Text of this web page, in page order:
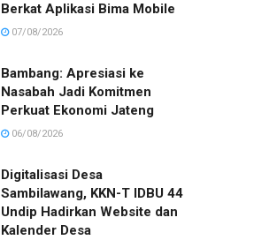
Berkat Aplikasi Bima Mobile
07/08/2026
Bambang: Apresiasi ke
Nasabah Jadi Komitmen
Perkuat Ekonomi Jateng
06/08/2026
Digitalisasi Desa
Sambilawang, KKN-T IDBU 44
Undip Hadirkan Website dan
Kalender Desa